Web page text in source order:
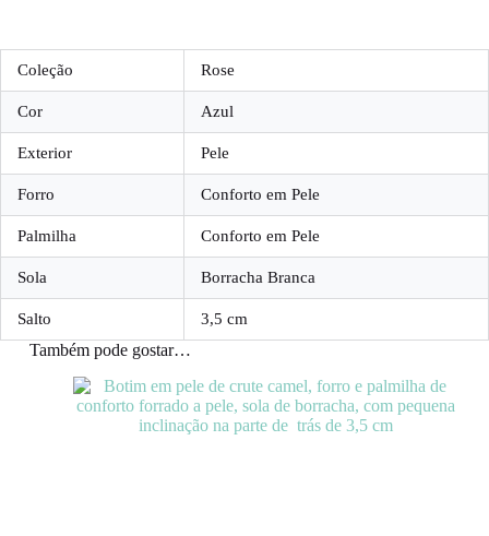
Coleção Rose
Cor Azul
Exterior Pele
Forro Conforto em Pele
Palmilha Conforto em Pele
Sola Borracha Branca
Salto 3,5 cm
Também pode gostar…